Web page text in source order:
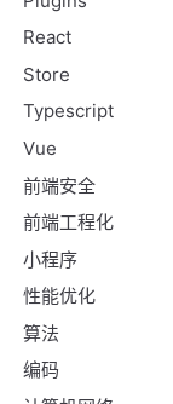
React
Store
Typescript
Vue
前端安全
前端工程化
小程序
性能优化
算法
编码